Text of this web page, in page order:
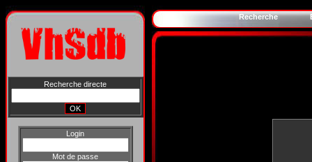
Recherche directe
Login
Mot de passe
Recherche